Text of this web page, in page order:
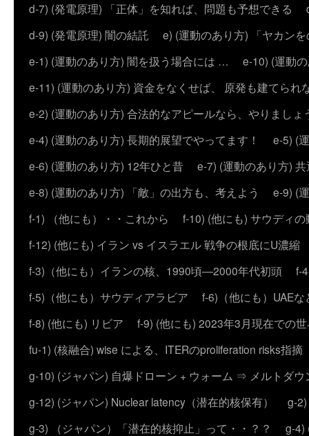
d-7) (発電原理) 「正体」を知れば、問題も予想できる
d-9) (発電原理) 闇の結託
e) (運動のあり方) 「ヤカン
e-1) (運動のあり方) 闇を扱う場合には …
e-10) (運動
e-11) (運動のあり方) 資金をなくせば、 原発も建てられ
e-2) (運動のあり方) 合法的なアピールなら、やりましょ
e-4) (運動のあり方) 長期的展望でやってます！
e-5) (
e-6) (運動のあり方) 12年ひと昔
e-7) (運動のあり方)
e-8) (運動のあり方) 「敵」の出方も、考えよう
e-9) (
f-1) （他にも）・・これから
f-10) (他にも) サウディの
f-12) (他にも) イラン vs イスラエル 戦争の根底にU濃縮
f-3)（他にも）イランの核、1990頃―2000年代初頭
f-
f-5)（他にも）サウディアラビア
f-6)（他にも）UAEな
f-8) (他にも) リビア
f-9) (他にも) 2023年3月現在での
fu-1) (核融合) wise による、ITERのproliferation risks指摘
g-10) (ジャパン) 自爆ドローン + ウォーム ⇒ メルトダウ
g-12) (ジャパン) Nuclear latency（潜在的核保有）
g-
g-3) （ジャパン）「潜在的核抑止」って・・？？
g-4)